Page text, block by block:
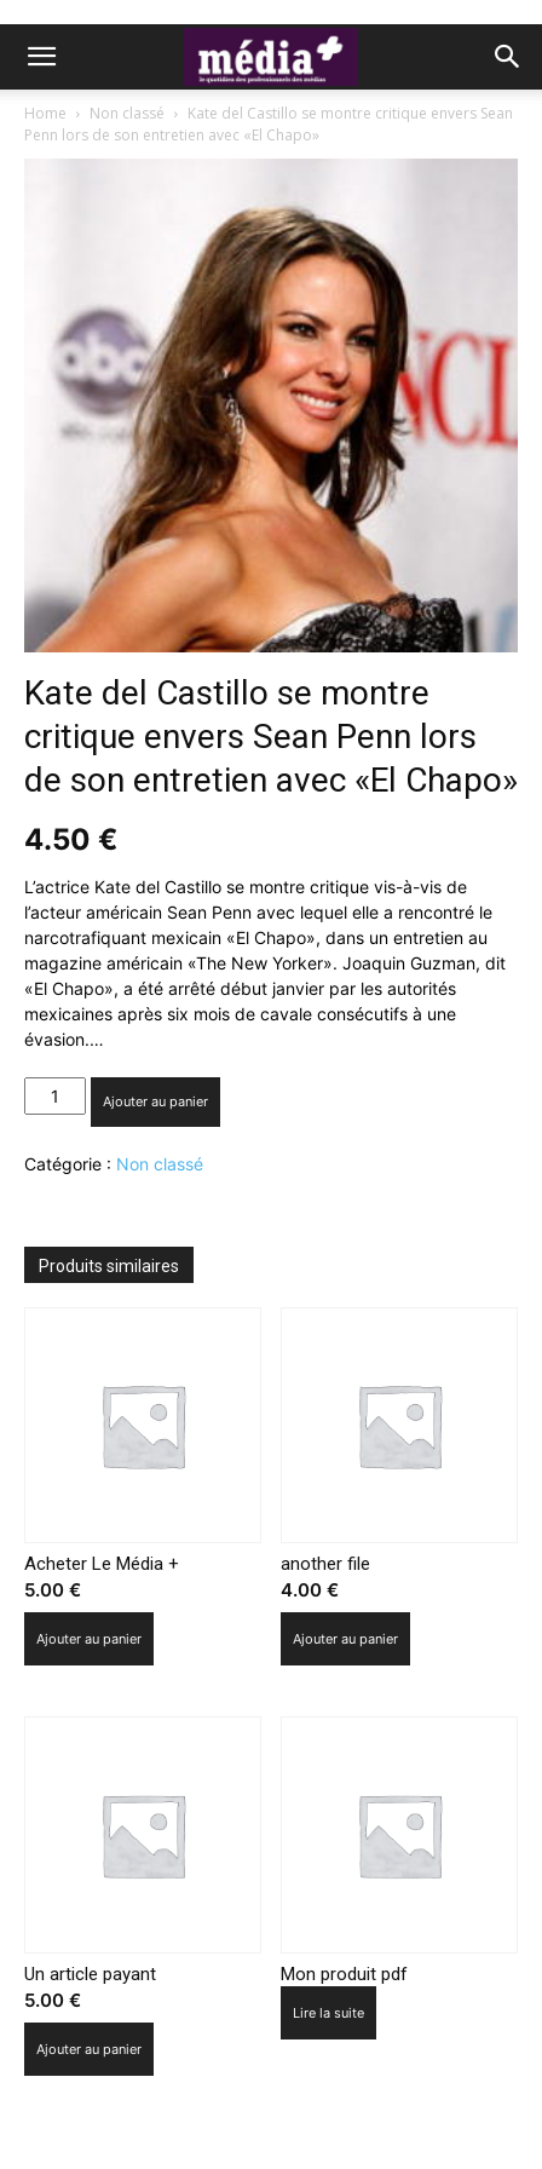
Home Non classé
Kate del Castillo se montre critique envers Sean
Penn lors de son entretien avec «El Chapo»
Kate del Castillo se montre
critique envers Sean Penn lors
de son entretien avec «El Chapo»
4.50 €
L’actrice Kate del Castillo se montre critique vis-à-vis de
l’acteur américain Sean Penn avec lequel elle a rencontré le
narcotrafiquant mexicain «El Chapo», dans un entretien au
magazine américain «The New Yorker». Joaquin Guzman, dit
«El Chapo», a été arrêté début janvier par les autorités
mexicaines après six mois de cavale consécutifs à une
évasion.…
quantité
de
del
critique
Ajouter au panier
Catégorie : Non classé
Produits similaires
Acheter Le Média +
5.00 €
Ajouter au panier
another file
4.00€
Ajouter au panier
Un article payant
5.00 €
Ajouter au panier
Mon produit pdf
Lire la suite